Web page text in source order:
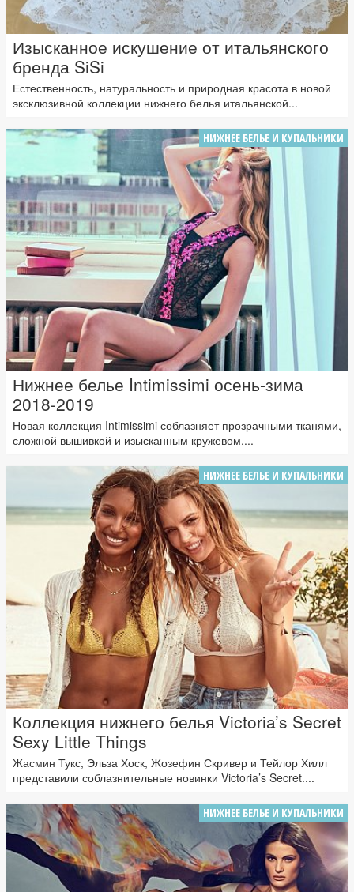
Изысканное искушение от итальянского
бренда SiSi
Естественность, натуральность и природная красота в новой
эксклюзивной коллекции нижнего белья итальянской...
НИЖНЕЕ БЕЛЬЕ И КУПАЛЬНИКИ
Нижнее белье Intimissimi осень-зима
2018-2019
Новая коллекция Intimissimi соблазняет прозрачными тканями,
сложной вышивкой и изысканным кружевом....
НИЖНЕЕ БЕЛЬЕ И КУПАЛЬНИКИ
Коллекция нижнего белья Victoria’s Secret
Sexy Little Things
Жасмин Тукс, Эльза Хоск, Жозефин Скривер и Тейлор Хилл
представили соблазнительные новинки Victoria’s Secret....
НИЖНЕЕ БЕЛЬЕ И КУПАЛЬНИКИ